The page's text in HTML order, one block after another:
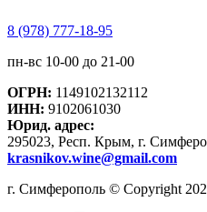
8 (978) 777-18-95
пн-вс 10-00 до 21-00
ОГРН: 1149102132112
ИНН: 9102061030
Юрид. адрес:
295023, Респ. Крым, г.
krasnikov.wine@gmail.com
г. Симферополь © Copyright